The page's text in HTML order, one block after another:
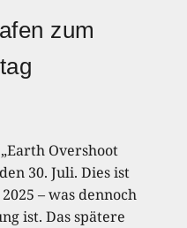
zum
Overshoot
30. Juli. Dies ist
– was dennoch
ist. Das spätere